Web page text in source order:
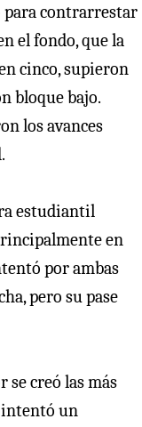
contrarrestar
el fondo, que la
cinco, supieron
bloque bajo.
los avances
estudiantil
en
por ambas
pero su pase
se creó las más
intentó un